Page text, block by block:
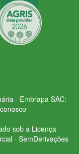
- Embrapa SAC:
sob a Licença
- SemDerivações